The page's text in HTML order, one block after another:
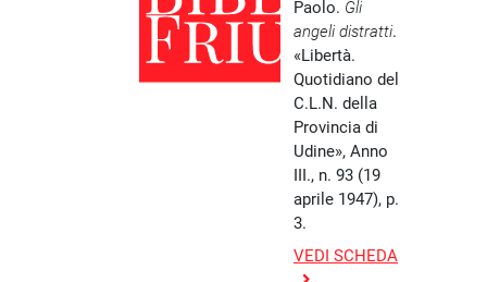
Paolo. Gli
angeli distratti.
«Libertà.
Quotidiano del
C.L.N. della
Provincia di
Udine», Anno
III., n. 93 (19
aprile 1947), p.
3.
VEDI SCHEDA